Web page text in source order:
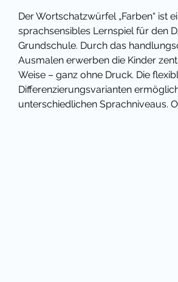
Der Wortschatzwürfel „Farben“ ist
sprachsensibles Lernspiel für den
Grundschule. Durch das
Ausmalen erwerben die Kinder
Weise – ganz ohne Druck. Die
Differenzierungsvarianten
unterschiedlichen Sprachniveaus.